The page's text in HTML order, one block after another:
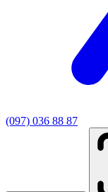
(097) 036 88 87